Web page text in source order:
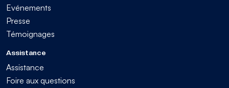
Evénements
Presse
Témoignages
Assistance
Assistance
Foire aux questions